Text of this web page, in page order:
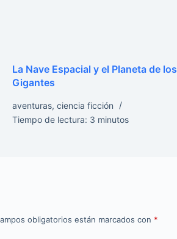
La Nave Espacial y el Planeta de los
Gigantes
aventuras, ciencia ficción
Tiempo de lectura: 3 minutos
obligatorios están marcados con *